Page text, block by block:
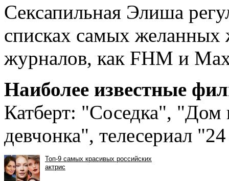
Сексапильная Элиша
списках самых
журналов, как FHM и
Наиболее известные
Катберт: "Соседка",
девчонка", телесериал